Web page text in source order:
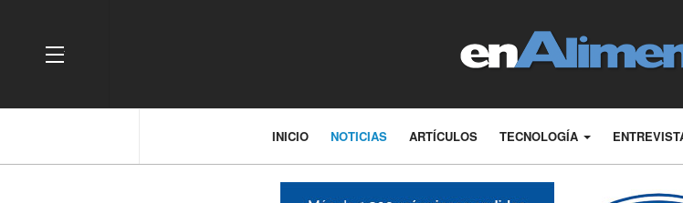
OFF CANVAS
INICIO NOTICIAS ARTÍCULOS TECNOLOGÍA